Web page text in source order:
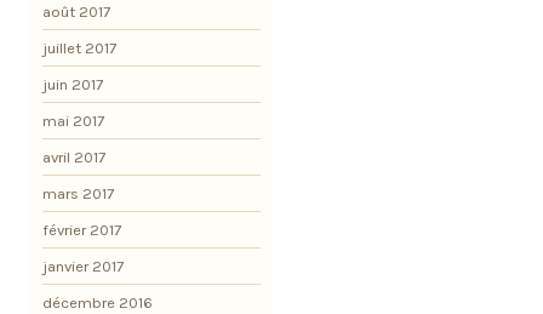
août 2017
juillet 2017
juin 2017
mai 2017
avril 2017
mars 2017
février 2017
janvier 2017
décembre 2016